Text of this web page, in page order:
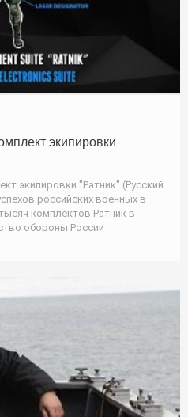
экипировки
экипировки "Ратник" (Русский
российских военных в
комплектов Ратник в
обороны России